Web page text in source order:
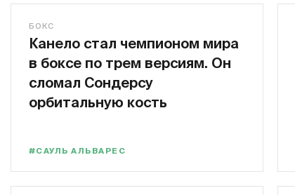
БОКС
Канело стал чемпионом мира
в боксе по трем версиям. Он
сломал Сондерсу
орбитальную кость
#САУЛЬ АЛЬВАРЕС